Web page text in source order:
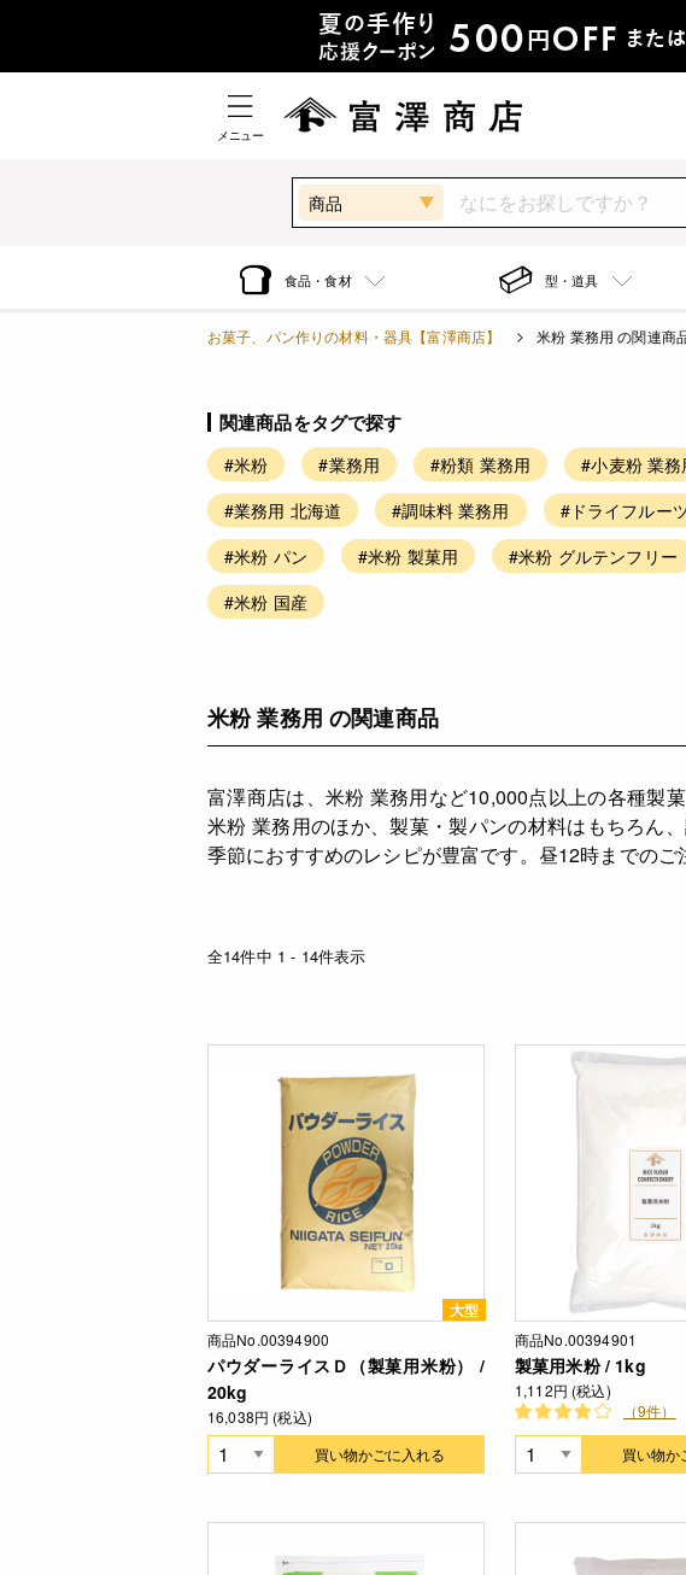
メニュー
商品
食品・食材 型・道具
お菓子、パン作りの材料・器具【富澤商店】 米粉 業務用 の関連商
関連商品をタグで探す
#米粉 #業務用 #粉類 業務用 #小麦粉 業務
#業務用 北海道
#調味料 業務用 #ドライフルー
#米粉 パン
#米粉 製菓用 #米粉 グルテンフリー
#米粉 国産
米粉 業務用 の関連商品
富澤商店は、米粉 業務用など10,000点以上の各種製
米粉 業務用のほか、製菓・製パンの材料はもちろん
季節におすすめのレシピが豊富です。昼12時までのご
全14件中 1 - 14件表示
大型
商品No.00394900
パウダーライスＤ（製菓用米粉） /
20kg
16,038円 (税込)
買い物かごに入れる
商品No.00394901
製菓用米粉 / 1kg
1,112円 (税込)
（9件）
買い物か